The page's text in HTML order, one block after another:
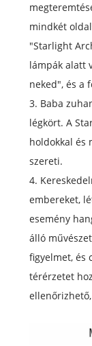
mindkét
"Starlight
lámpák alatt
neked", és a
3. Baba
légkört. A
holdokkal és
szereti.
4.
embereket,
esemény
álló
figyelmet, és
térérzetet